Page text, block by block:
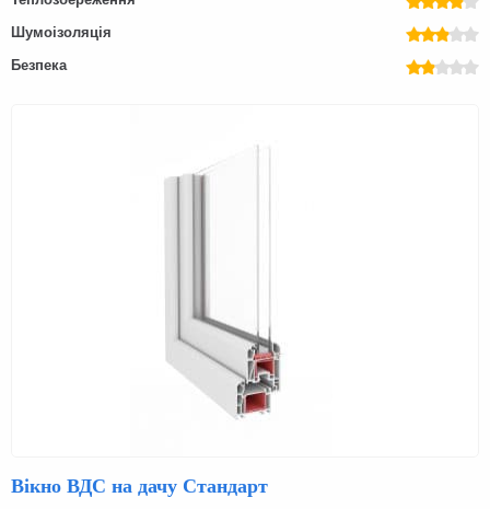
Шумоізоляція
Безпека
Вікно ВДС на дачу Стандарт